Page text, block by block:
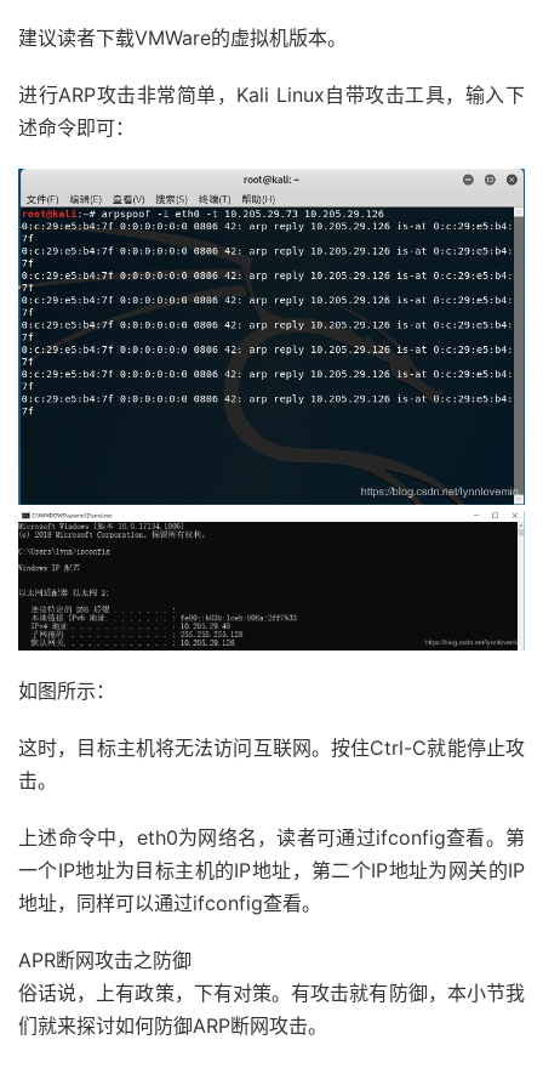
建议读者下载VMWare的虚拟机版本。
进行ARP攻击非常简单，Kali Linux自带攻击工具，输入下
述命令即可：
如图所示：
这时，目标主机将无法访问互联网。按住Ctrl-C就能停止攻
击。
上述命令中，eth0为网络名，读者可通过ifconfig查看。第
一个IP地址为目标主机的IP地址，第二个IP地址为网关的IP
地址，同样可以通过ifconfig查看。
APR断网攻击之防御
俗话说，上有政策，下有对策。有攻击就有防御，本小节我
们就来探讨如何防御ARP断网攻击。